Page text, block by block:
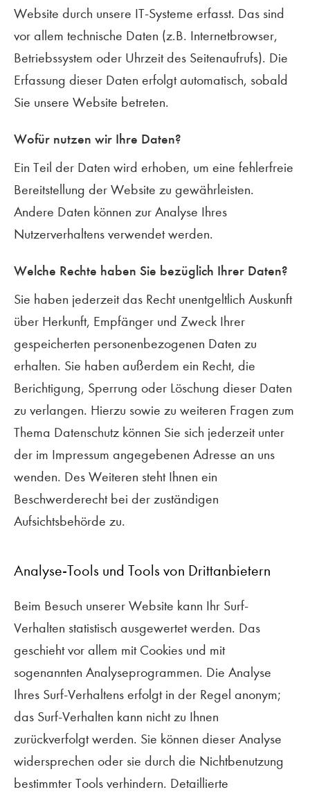
Website durch unsere IT-Systeme erfasst. Das sind
vor allem technische Daten (z.B. Internetbrowser,
Betriebssystem oder Uhrzeit des Seitenaufrufs). Die
Erfassung dieser Daten erfolgt automatisch, sobald
Sie unsere Website betreten.
Wofür nutzen wir Ihre Daten?
Ein Teil der Daten wird erhoben, um eine fehlerfreie
Bereitstellung der Website zu gewährleisten.
Andere Daten können zur Analyse Ihres
Nutzerverhaltens verwendet werden.
Welche Rechte haben Sie bezüglich Ihrer Daten?
Sie haben jederzeit das Recht unentgeltlich Auskunft
über Herkunft, Empfänger und Zweck Ihrer
gespeicherten personenbezogenen Daten zu
erhalten. Sie haben außerdem ein Recht, die
Berichtigung, Sperrung oder Löschung dieser Daten
zu verlangen. Hierzu sowie zu weiteren Fragen zum
Thema Datenschutz können Sie sich jederzeit unter
der im Impressum angegebenen Adresse an uns
wenden. Des Weiteren steht Ihnen ein
Beschwerderecht bei der zuständigen
Aufsichtsbehörde zu.
Analyse-Tools und Tools von Drittanbietern
Beim Besuch unserer Website kann Ihr Surf-
Verhalten statistisch ausgewertet werden. Das
geschieht vor allem mit Cookies und mit
sogenannten Analyseprogrammen. Die Analyse
Ihres Surf-Verhaltens erfolgt in der Regel anonym;
das Surf-Verhalten kann nicht zu Ihnen
zurückverfolgt werden. Sie können dieser Analyse
widersprechen oder sie durch die Nichtbenutzung
bestimmter Tools verhindern. Detaillierte